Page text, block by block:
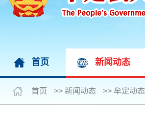
首页 新闻动态
首页 >> 新闻动态 >> 牟定动态